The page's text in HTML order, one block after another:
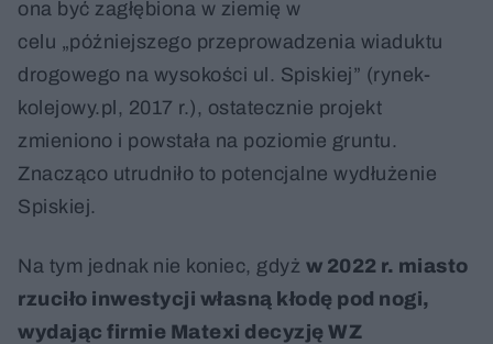
ona być zagłębiona w ziemię w
celu „późniejszego przeprowadzenia wiaduktu
drogowego na wysokości ul. Spiskiej” (rynek-
kolejowy.pl, 2017 r.), ostatecznie projekt
zmieniono i powstała na poziomie gruntu.
Znacząco utrudniło to potencjalne wydłużenie
Spiskiej.
Na tym jednak nie koniec, gdyż w 2022 r. miasto
rzuciło inwestycji własną kłodę pod nogi,
wydając firmie Matexi decyzję WZ